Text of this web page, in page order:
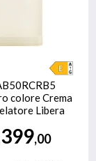
colore Crema
Libera
,00